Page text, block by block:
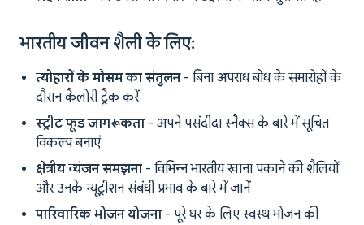
भारतीय जीवन शैली के लिए:
त्योहारों के मौसम का संतुलन- बिना अपराध बोध के समारोहों के
दौरान कैलोरी ट्रैक करें
स्ट्रीट फूड जागरूकता - अपने पसंदीदा स्नैक्स के बारे में सूचित
विकल्प बनाएं
क्षेत्रीय व्यंजन समझना - विभिन्न भारतीय खाना पकाने की शैलियों
और उनके न्यूट्रीशन संबंधी प्रभाव के बारे में जानें
पारिवारिक भोजन योजना - पूरे घर के लिए स्वस्थ भोजन की